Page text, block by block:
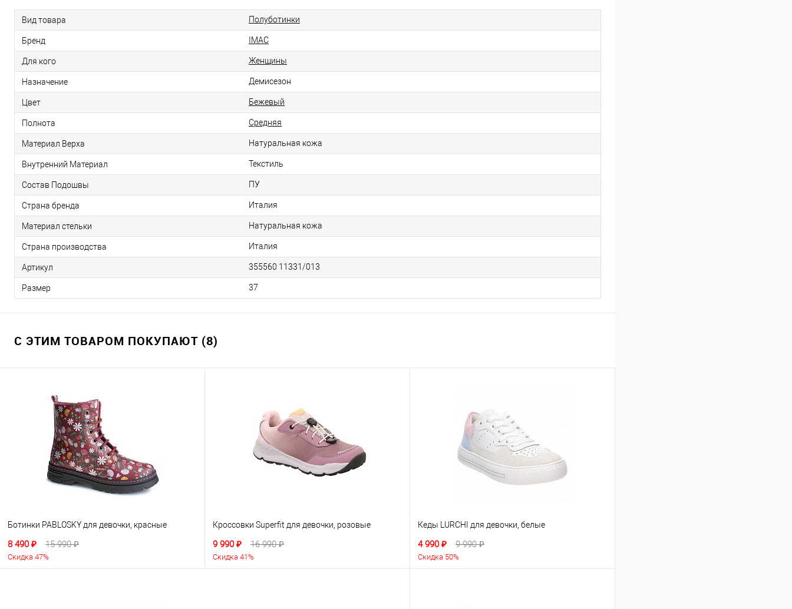
Вид товара Полуботинки
Бренд IMAC
Для кого Женщины
Назначение Демисезон
Цвет Бежевый
Полнота Средняя
Материал Верха Натуральная кожа
Внутренний Материал Текстиль
Состав Подошвы ПУ
Страна бренда Италия
Материал стельки Натуральная кожа
Страна производства Италия
Артикул 355560 11331/013
Размер 37
С ЭТИМ ТОВАРОМ ПОКУПАЮТ (8)
Ботинки PABLOSKY для девочки, красные
8 490 ₽ 15 990 ₽
Скидка 47%
Кроссовки Superfit для девочки, розовые
9 990 ₽ 16 990 ₽
Скидка 41%
Кеды LURCHI для девочки, белые
4 990 ₽ 9 990 ₽
Скидка 50%